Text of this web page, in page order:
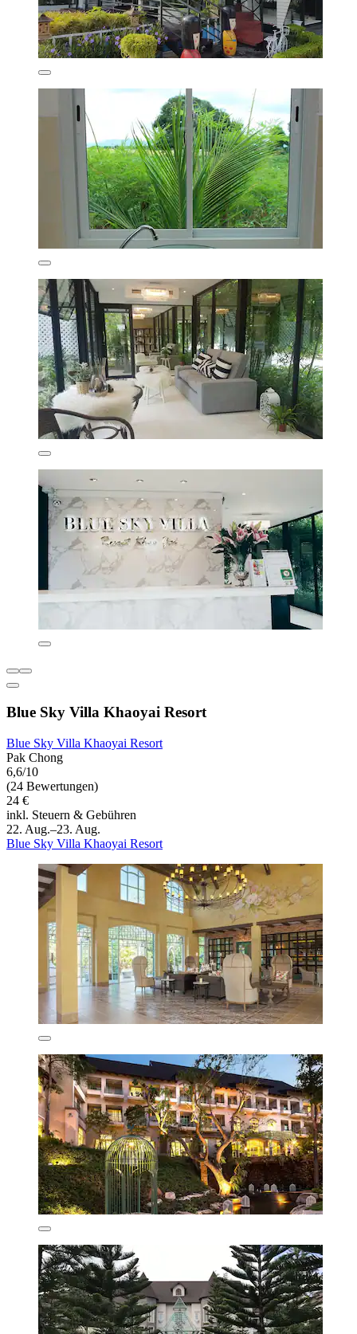
Blue Sky Villa Khaoyai Resort
Blue Sky Villa Khaoyai Resort
Pak Chong
6,6/10
(24 Bewertungen)
24 €
inkl. Steuern & Gebühren
22. Aug.–23. Aug.
Blue Sky Villa Khaoyai Resort